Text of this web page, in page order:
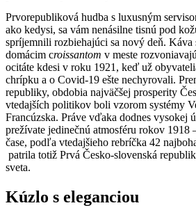
Prvorepubliková hudba s luxusným
ako kedysi, sa vám nenásilne tisnú pod
spríjemnili rozbiehajúci sa nový deň. Káva
domácim croissantom v meste
ocitáte kdesi v roku 1921, keď už
chrípku a o Covid-19 ešte nechyrovali.
republiky, obdobia najväčšej prosperity
vtedajších politikov boli vzorom systémy
Francúzska. Práve vďaka dodnes vysokej
prežívate jedinečnú atmosféru rokov 1918
čase, podľa vtedajšieho rebríčka 42
patrila totiž Prvá Česko-slovenská
sveta.
Kúzlo s eleganciou